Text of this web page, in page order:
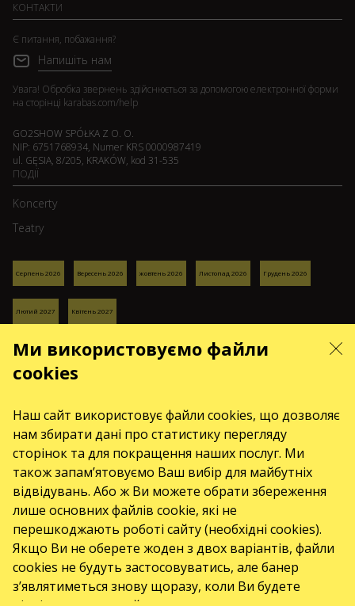
Ми використовуємо файли
cookies
Наш сайт використовує файли cookies, що дозволяє
нам збирати дані про статистику перегляду
сторінок та для покращення наших послуг. Ми
також запам’ятовуємо Ваш вибір для майбутніх
відвідувань. Або ж Ви можете обрати збереження
лише основних файлів cookie, які не
перешкоджають роботі сайту (необхідні cookies).
Якщо Ви не оберете жоден з двох варіантів, файли
cookies не будуть застосовуватись, але банер
з’являтиметься знову щоразу, коли Ви будете
КОНТАКТИ
Є питання, побажання?
Напишіть нам
Увага! Обробка звернень здійснюється за допомогою електронної форми
на сторінці karabas.com/help
GO2SHOW SPÓŁKA Z O. O.
NIP: 6751768934, Numer KRS 0000987419
ul. GĘSIA, 8/205, KRAKÓW, kod 31-535
ПОДІЇ
Koncerty
Teatry
Серпень 2026 Вересень 2026 жовтень 2026 Листопад 2026 Грудень 2026
Лютий 2027 Квітень 2027
Доставка і оплата
front.news.title
Організаторам
Логотип для афіш та ЗМІ
Про компанію
Публічна оферта